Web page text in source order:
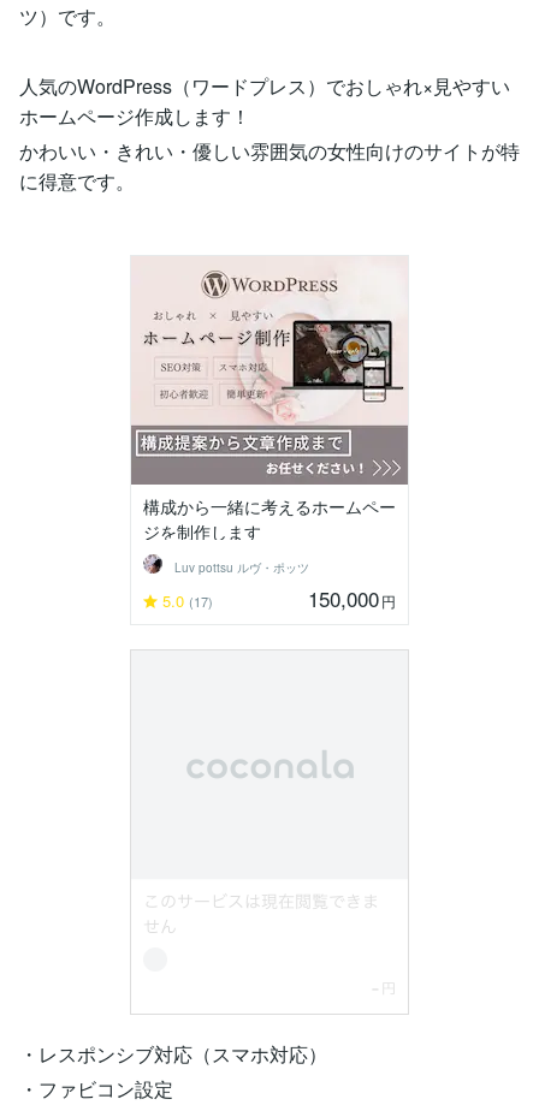
ツ）です。
人気のWordPress（ワードプレス）でおしゃれ×見やすい
ホームページ作成します！
かわいい・きれい・優しい雰囲気の女性向けのサイトが特
に得意です。
構成から一緒に考えるホームペー
ジを制作します
Luv pottsu ルヴ・ポッツ
5.0 (17) 150,000円
・レスポンシブ対応（スマホ対応）
・ファビコン設定